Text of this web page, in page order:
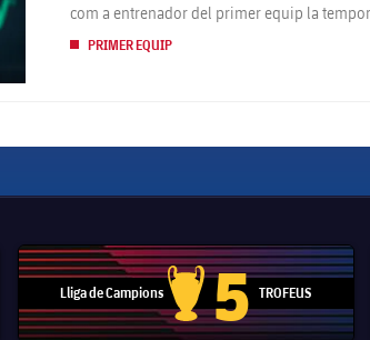
com a entrenador del primer equip la
PRIMER EQUIP
Lliga de Campions
Trofeu de la Lliga de
5 TROFEUS